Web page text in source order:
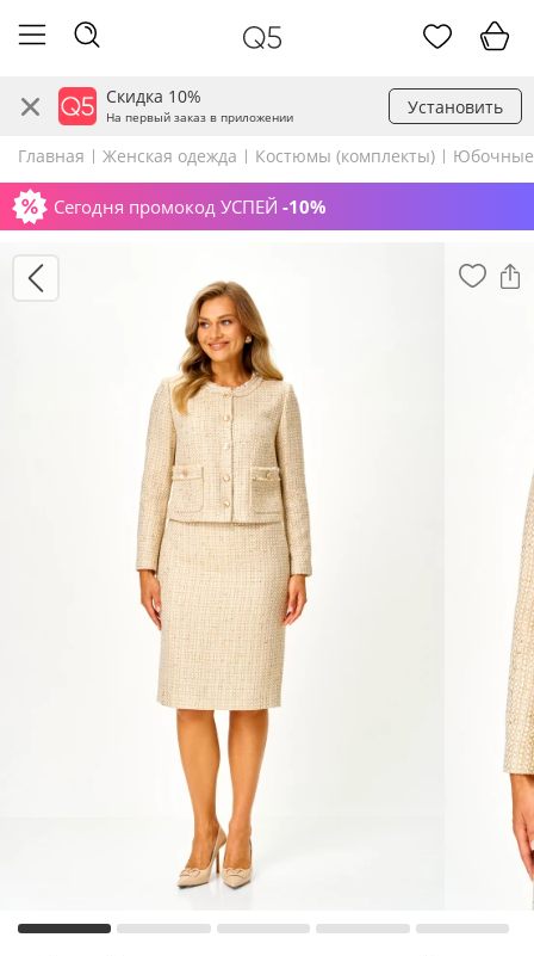
Скидка 10%
На первый заказ в приложении Установить
Главная Женская одежда Костюмы (комплекты)
Сегодня промокод УСПЕЙ -10%